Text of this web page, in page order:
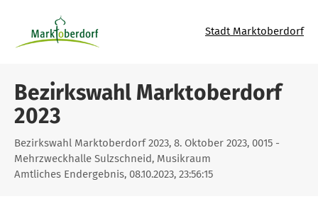
Stadt Marktoberdorf
Bezirkswahl Marktoberdorf
2023
Bezirkswahl Marktoberdorf 2023, 8. Oktober 2023, 0015 -
Mehrzweckhalle Sulzschneid, Musikraum
Amtliches Endergebnis, 08.10.2023, 23:56:15